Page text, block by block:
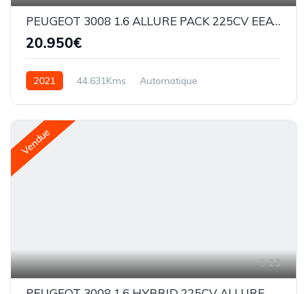
PEUGEOT 3008 1.6 ALLURE PACK 225CV EEAT8
20.950€
2021 44.631Kms
Automatique
Vendue
23